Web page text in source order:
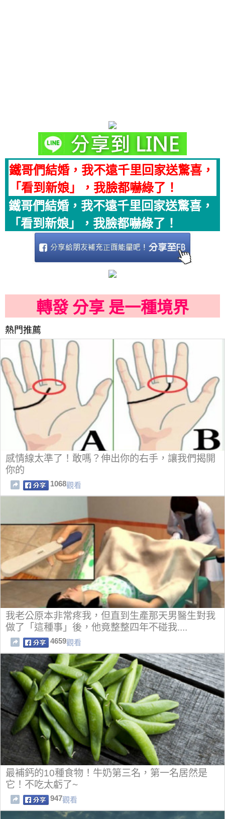
鐵哥們結婚，我不遠千里回家送驚喜，
「看到新娘」，我臉都嚇綠了！
鐵哥們結婚，我不遠千里回家送驚喜，
「看到新娘」，我臉都嚇綠了！
轉發 分享 是一種境界
熱門推薦
感情線太準了！敢嗎？伸出你的右手，讓我們揭開
你的
1068觀看
我老公原本非常疼我，但直到生產那天男醫生對我
做了「這種事」後，他竟整整四年不碰我....
4659觀看
最補鈣的10種食物！牛奶第三名，第一名居然是
它！不吃太虧了~
947觀看